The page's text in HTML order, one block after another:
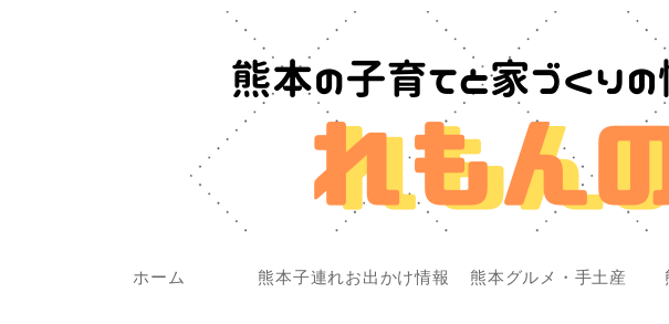
ホーム 熊本子連れお出かけ情報 熊本グルメ・手土産